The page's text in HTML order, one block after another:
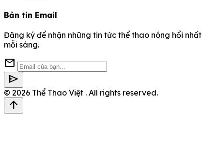
Bản tin Email
Đăng ký để nhận những tin tức thể thao nóng hổi nhất
mỗi sáng.
mail
send
© 2026 Thể Thao Việt . All rights reserved.
arrow_upward